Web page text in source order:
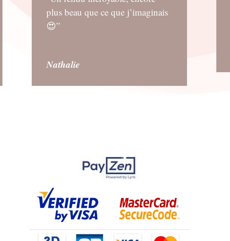
plus beau que ce que j’imaginais
😍”
Nathalie